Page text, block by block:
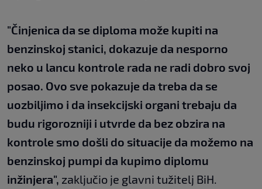
"Činjenica da se diploma može kupiti na
benzinskoj stanici, dokazuje da nesporno
neko u lancu kontrole rada ne radi dobro svoj
posao. Ovo sve pokazuje da treba da se
uozbiljimo i da insekcijski organi trebaju da
budu rigorozniji i utvrde da bez obzira na
kontrole smo došli do situacije da možemo na
benzinskoj pumpi da kupimo diplomu
inžinjera", zaključio je glavni tužitelj BiH.